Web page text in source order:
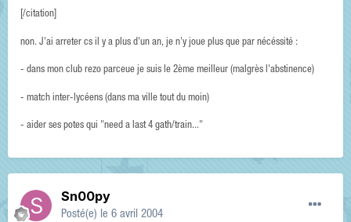
[/citation]
non. J'ai arreter cs il y a plus d'un an, je n'y joue plus que par nécéssité :
- dans mon club rezo parceue je suis le 2ème meilleur (malgrès l'abstinence)
- match inter-lycéens (dans ma ville tout du moin)
- aider ses potes qui "need a last 4 gath/train..."
Sn00py
Posté(e) le 6 avril 2004